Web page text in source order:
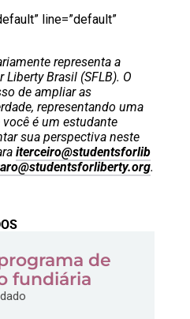
line=”default”
representa a
Brasil (SFLB). O
de ampliar as
representando uma
é um estudante
sua perspectiva neste
iterceiro@studentsforlib
.
de
fundiária